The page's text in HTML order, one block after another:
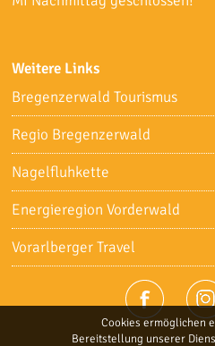
Weitere Links
Bregenzerwald Tourismus
Regio Bregenzerwald
Nagelfluhkette
Energieregion Vorderwald
Vorarlberger Travel
Cookies ermöglichen
Bereitstellung unserer